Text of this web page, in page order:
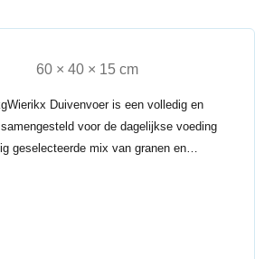
60 × 40 × 15 cm
Duivenvoer is een volledig en
voor de dagelijkse voeding
geselecteerde mix van granen en…